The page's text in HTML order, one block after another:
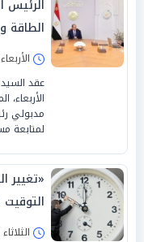
الطاقة
الأربعاء 08/أبريل/2026 - 01:25 م
عقد
مدبولي
لمتابعة
«تغيير
التوقيت
الثلاثاء 31/مارس/2026 - 03:26 م